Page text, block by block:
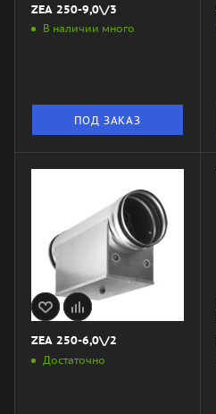
ZEA 250-9,0\/3
В наличии много
ПОД ЗАКАЗ
ZEA 250-6,0\/2
Достаточно